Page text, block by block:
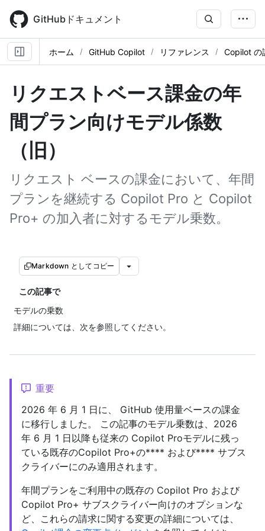
main
content
GitHubドキュメント
ホーム GitHub Copilot リファレンス Copilot の
リクエストベース課金の年
間プラン向けモデル係数
（旧）
リクエスト ベースの課金において、年間
プランを継続する Copilot Pro と Copilot
Pro+ の加入者に対するモデル乗数。
Markdown としてコピー
この記事で
モデルの乗数
詳細については、次を参照してください。
重要
2026 年 6 月 1 日に、 GitHub 使用量ベースの課金
に移行しました。 この記事のモデル乗数は、2026
年 6 月 1 日以降も従来の Copilot Proモデルに残っ
ている既存のCopilot Pro+の**** および**** サブス
クライバーにのみ適用されます。
年間プランをご利用中の既存の Copilot Pro および
Copilot Pro+ サブスクライバー向けのオプションな
ど、これらの請求に関する変更の詳細については、